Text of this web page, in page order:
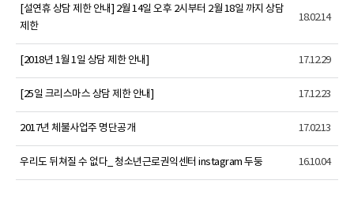
[설연휴 상담 제한 안내] 2월 14일 오후 2시부터 2월 18일 까지 상담
제한
18.02.14
[2018년 1월 1일 상담 제한 안내] 17.12.29
[25일 크리스마스 상담 제한 안내] 17.12.23
2017년 체불사업주 명단공개 17.02.13
우리도 뒤쳐질 수 없다_ 청소년근로권익센터 instagram 두둥 16.10.04